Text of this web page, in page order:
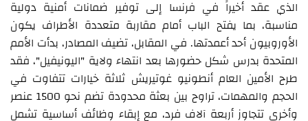
الذي عقد أخيراً في فرنسا إلى توفير ضمانات أمنية دولية
مناسبة، بما يفتح الباب أمام مقاربة متعددة الأطراف يكون
الأوروبيون أحد أعمدتها. في المقابل، تضيف المصادر، بدأت الأمم
المتحدة بدرس شكل حضورها بعد انتهاء ولاية "اليونيفيل"، فقد
طرح الأمين العام أنطونيو غوتيريش ثلاثة خيارات تتفاوت في
الحجم والمهمات، تراوح بين بعثة محدودة تضم نحو 1500 عنصر
وأخرى تتجاوز أربعة آلاف فرد، مع إبقاء وظائف أساسية تشمل